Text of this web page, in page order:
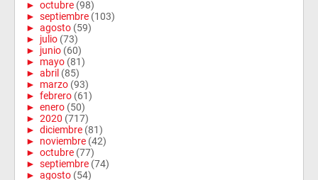
► octubre (98)
► septiembre (103)
► agosto (59)
► julio (73)
► junio (60)
► mayo (81)
► abril (85)
► marzo (93)
► febrero (61)
► enero (50)
► 2020 (717)
► diciembre (81)
► noviembre (42)
► octubre (77)
► septiembre (74)
► agosto (54)